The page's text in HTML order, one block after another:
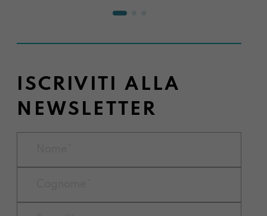
ISCRIVITI ALLA
NEWSLETTER